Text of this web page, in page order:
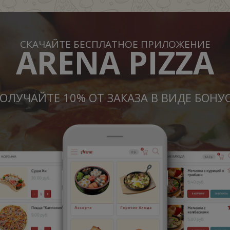
СКАЧАЙТЕ БЕСПЛАТНОЕ ПРИЛОЖЕНИЕ
ARENA PIZZA
10% ОТ ЗАКАЗА В ВИДЕ